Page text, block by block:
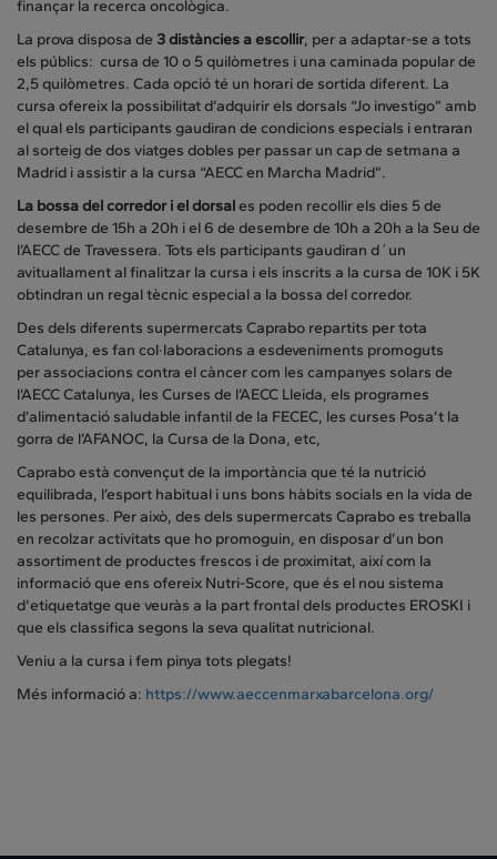
finançar la recerca oncològica.
La prova disposa de 3 distàncies a escollir, per a adaptar-se a tots
els públics: cursa de 10 o 5 quilòmetres i una caminada popular de
2,5 quilòmetres. Cada opció té un horari de sortida diferent. La
cursa ofereix la possibilitat d’adquirir els dorsals “Jo investigo” amb
el qual els participants gaudiran de condicions especials i entraran
al sorteig de dos viatges dobles per passar un cap de setmana a
Madrid i assistir a la cursa “AECC en Marcha Madrid”.
La bossa del corredor i el dorsales poden recollir els dies 5 de
desembre de 15h a 20h i el 6 de desembre de 10h a 20h a la Seu de
l’AECC de Travessera. Tots els participants gaudiran d´un
avituallament al finalitzar la cursa i els inscrits a la cursa de 10K i 5K
obtindran un regal tècnic especial a la bossa del corredor.
Des dels diferents supermercats Caprabo repartits per tota
Catalunya, es fan col·laboracions a esdeveniments promoguts
per associacions contra el càncer com les campanyes solars de
l’AECC Catalunya, les Curses de l’AECC Lleida, els programes
d’alimentació saludable infantil de la FECEC, les curses Posa’t la
gorra de l’AFANOC, la Cursa de la Dona, etc,
Caprabo està convençut de la importància que té la nutrició
equilibrada, l’esport habitual i uns bons hàbits socials en la vida de
les persones. Per això, des dels supermercats Caprabo es treballa
en recolzar activitats que ho promoguin, en disposar d’un bon
assortiment de productes frescos i de proximitat, així com la
informació que ens ofereix Nutri-Score, que és el nou sistema
d'etiquetatge que veuràs a la part frontal dels productes EROSKI i
que els classifica segons la seva qualitat nutricional.
Veniu a la cursa i fem pinya tots plegats!
Més informació a: https://www.aeccenmarxabarcelona.org/